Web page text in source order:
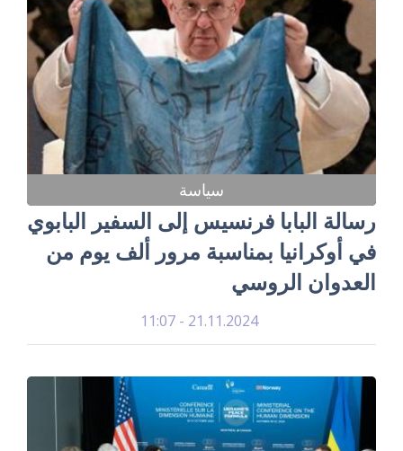
سياسة
رسالة البابا فرنسيس إلى السفير البابوي
في أوكرانيا بمناسبة مرور ألف يوم من
العدوان الروسي
21.11.2024 - 11:07